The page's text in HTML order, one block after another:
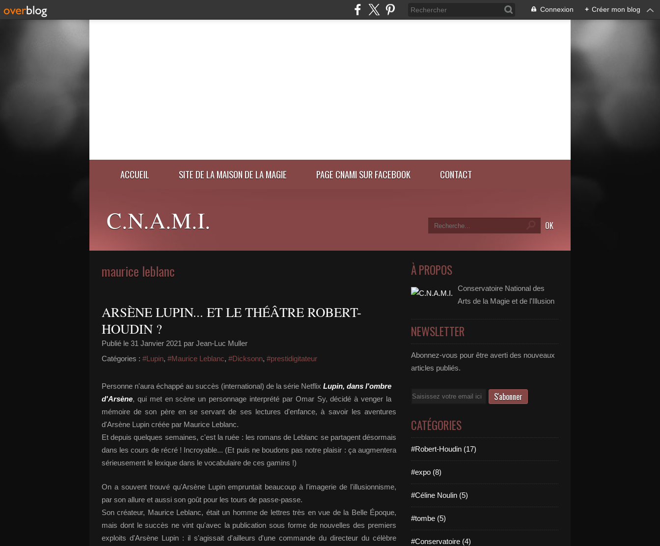
Connexion + Créer mon blog
ACCUEIL SITE DE LA MAISON DE LA MAGIE PAGE CNAMI SUR FACEBOOK CONTACT
C.N.A.M.I.
maurice leblanc
ARSÈNE LUPIN... ET LE THÉÂTRE ROBERT-
HOUDIN ?
Publié le 31 Janvier 2021 par Jean-Luc Muller
Catégories : #Lupin, #Maurice Leblanc, #Dicksonn, #prestidigitateur
Personne n'aura échappé au succès (international) de la série Netflix Lupin, dans l'ombre
d'Arsène, qui met en scène un personnage interprété par Omar Sy, décidé à venger la
mémoire de son père en se servant de ses lectures d'enfance, à savoir les aventures
d'Arsène Lupin créée par Maurice Leblanc.
Et depuis quelques semaines, c'est la ruée : les romans de Leblanc se partagent désormais
dans les cours de récré ! Incroyable... (Et puis ne boudons pas notre plaisir : ça augmentera
sérieusement le lexique dans le vocabulaire de ces gamins !)
On a souvent trouvé qu'Arsène Lupin empruntait beaucoup à l'imagerie de l'illusionnisme,
par son allure et aussi son goût pour les tours de passe-passe.
Son créateur, Maurice Leblanc, était un homme de lettres très en vue de la Belle Époque,
mais dont le succès ne vint qu'avec la publication sous forme de nouvelles des premiers
exploits d'Arsène Lupin : il s'agissait d'ailleurs d'une commande du directeur du célèbre
À PROPOS
Conservatoire National des
Arts de la Magie et de l'Illusion
NEWSLETTER
Abonnez-vous pour être averti des nouveaux
articles publiés.
Email
CATÉGORIES
#Robert-Houdin (17)
#expo (8)
#Céline Noulin (5)
#tombe (5)
#Conservatoire (4)